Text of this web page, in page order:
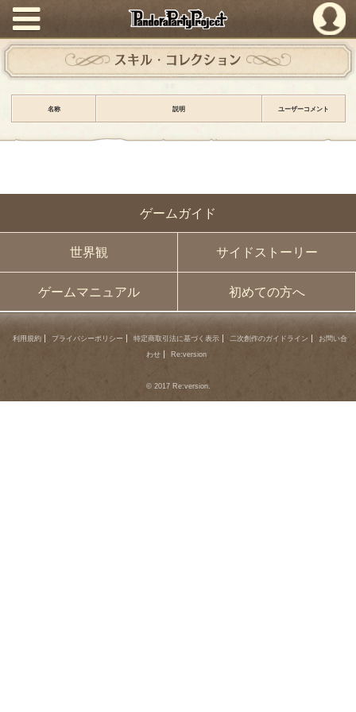
PandoraPartyProject
ゲームガイド
世界観 サイドストーリー
ゲームマニュアル 初めての方へ
スキル・コレクション
名称 説明 ユーザーコメント
利用規約 プライバシーポリシー 特定商取引法に基づく表示 二次創作のガイドライン
お問い合
わせ
Re:version
© 2017 Re:version.